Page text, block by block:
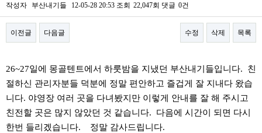
작성자 부산내기들 12-05-28 20:53 조회 22,047회 댓글 0건
이전글 다음글 수정 삭제 목록
26~27일에 몽골텐트에서 하룻밤을 지냈던 부산내기들입니다. 친
절하신 관리자분들 덕분에 정말 편안하고 즐겁게 잘 지내다 왔습
니다. 야영장 여러 곳을 다녀봤지만 이렇게 안내를 잘 해 주시고
친전할 곳은 많지 않았던 것 같습니다. 다음에 시간이 되면 다시
한번 들리겠습니다. 정말 감사드립니다.